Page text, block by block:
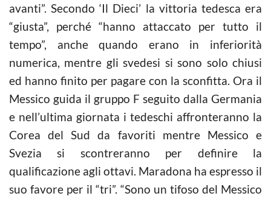
avanti”. Secondo ‘Il Dieci’ la vittoria tedesca era
“giusta”, perché “hanno attaccato per tutto il
tempo”, anche quando erano in inferiorità
numerica, mentre gli svedesi si sono solo chiusi
ed hanno finito per pagare con la sconfitta. Ora il
Messico guida il gruppo F seguito dalla Germania
e nell’ultima giornata i tedeschi affronteranno la
Corea del Sud da favoriti mentre Messico e
Svezia si scontreranno per definire la
qualificazione agli ottavi. Maradona ha espresso il
suo favore per il “tri”. “Sono un tifoso del Messico